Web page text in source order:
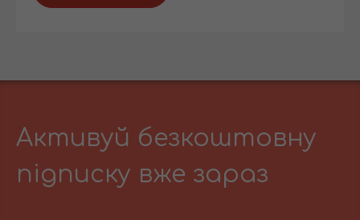
Активуй безкоштовну
підписку вже зараз